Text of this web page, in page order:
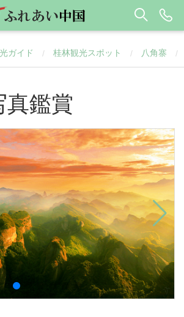
ガイド / 桂林観光スポット / 八角寨 /
真鑑賞